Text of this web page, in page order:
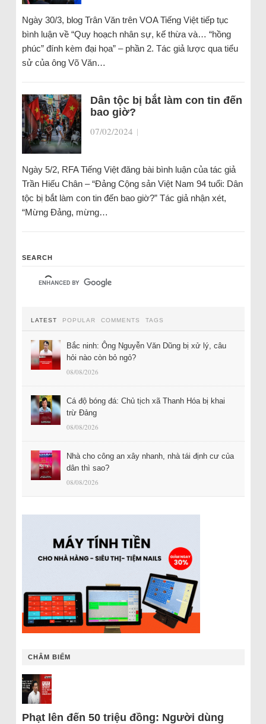
Ngày 30/3, blog Trân Văn trên VOA Tiếng Việt tiếp tục
bình luận về “Quy hoạch nhân sự, kế thừa và… “hồng
phúc” đính kèm đại họa” – phần 2. Tác giả lược qua tiểu
sử của ông Võ Văn…
Dân tộc bị bắt làm con tin đến
bao giờ?
07/02/2024 |
Ngày 5/2, RFA Tiếng Việt đăng bài bình luận của tác giả
Trần Hiếu Chân – “Đảng Cộng sản Việt Nam 94 tuổi: Dân
tộc bị bắt làm con tin đến bao giờ?” Tác giả nhận xét,
“Mừng Đảng, mừng…
SEARCH
LATEST POPULAR COMMENTS TAGS
Bắc ninh: Ông Nguyễn Văn Dũng bị xử lý, câu
hỏi nào còn bỏ ngỏ?
08/08/2026
Cá độ bóng đá: Chủ tịch xã Thanh Hóa bị khai
trừ Đảng
08/08/2026
Nhà cho công an xây nhanh, nhà tái định cư của
dân thì sao?
08/08/2026
CHÂM BIẾM
Phạt lên đến 50 triệu đồng: Người dùng